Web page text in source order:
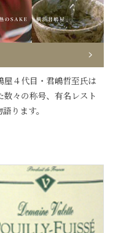
屋４代目・君嶋哲至氏は
々の称号、有名レスト
ります。